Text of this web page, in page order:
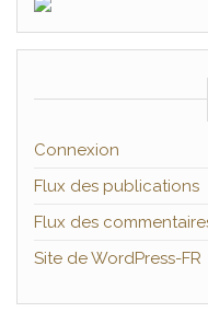
Connexion
Flux des publications
Flux des
Site de WordPress-FR